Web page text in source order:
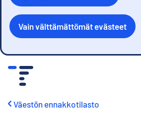
Vain välttämättömät evästeet
Väestön ennakkotilasto